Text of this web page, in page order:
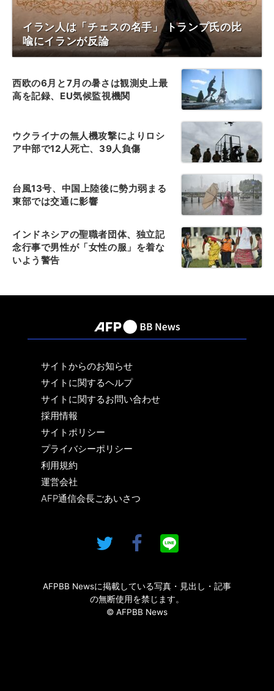
イラン人は「チェスの名手」 トランプ氏の比
喩にイランが反論
西欧の6月と7月の暑さは観測史上最
高を記録、EU気候監視機関
ウクライナの無人機攻撃によりロシ
ア中部で12人死亡、39人負傷
台風13号、中国上陸後に勢力弱まる
東部では交通に影響
インドネシアの聖職者団体、独立記
念行事で男性が「女性の服」を着な
いよう警告
サイトからのお知らせ
サイトに関するヘルプ
サイトに関するお問い合わせ
採用情報
サイトポリシー
プライバシーポリシー
利用規約
運営会社
AFP通信会長ごあいさつ
AFPBB Newsに掲載している写真・見出し・記事
の無断使用を禁じます。
© AFPBB News